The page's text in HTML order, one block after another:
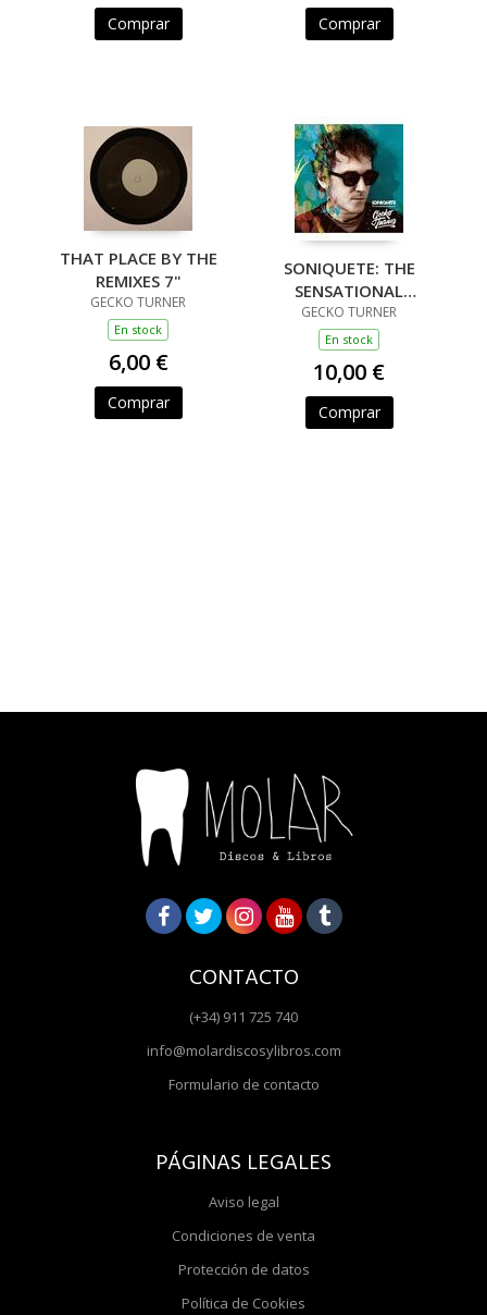
Comprar Comprar
THAT PLACE BY THE
REMIXES 7"
GECKO TURNER
En stock
6,00 €
Comprar
SONIQUETE: THE
SENSATIONAL
SOUND OF (CD)
GECKO TURNER
En stock
10,00 €
Comprar
CONTACTO
(+34) 911 725 740
info@molardiscosylibros.com
Formulario de contacto
PÁGINAS LEGALES
Aviso legal
Condiciones de venta
Protección de datos
Política de Cookies